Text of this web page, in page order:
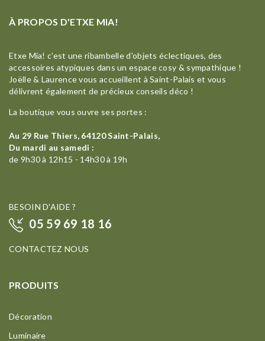
À PROPOS D'ETXE MIA!
Etxe Mia! c'est une ribambelle d'objets éclectiques, des
accessoires atypiques dans un espace cosy & sympathique !
Joëlle & Laurence vous accueillent à Saint-Palais et vous
délivrent également de précieux conseils déco !
La boutique vous ouvre ses portes :
Au 29 Rue Thiers, 64120 Saint-Palais,
Du mardi au samedi :
de 9h30 à 12h15 - 14h30 à 19h
BESOIN D'AIDE ?
05 59 69 18 16
CONTACTEZ NOUS
PRODUITS
Décoration
Luminaire